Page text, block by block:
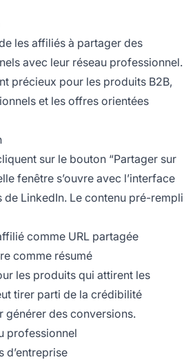
les affiliés à partager des
avec leur réseau professionnel.
précieux pour les produits B2B,
et les offres orientées
sur le bouton “Partager sur
fenêtre s’ouvre avec l’interface
de LinkedIn. Le contenu pré-rempli
comme URL partagée
comme résumé
les produits qui attirent les
tirer parti de la crédibilité
générer des conversions.
professionnel
d’entreprise